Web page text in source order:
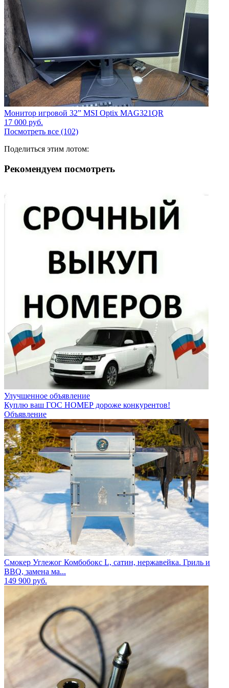
Монитор игровой 32” MSI Optix MAG321QR
17 000 руб.
Посмотреть все (102)
Поделиться этим лотом:
Рекомендуем посмотреть
Улучшенное объявление
Куплю ваш ГОС НОМЕР дороже конкурентов!
Объявление
Смокер Углежог Комбобокс L, сатин, нержавейка. Гриль и
BBQ, замена ма...
149 900 руб.